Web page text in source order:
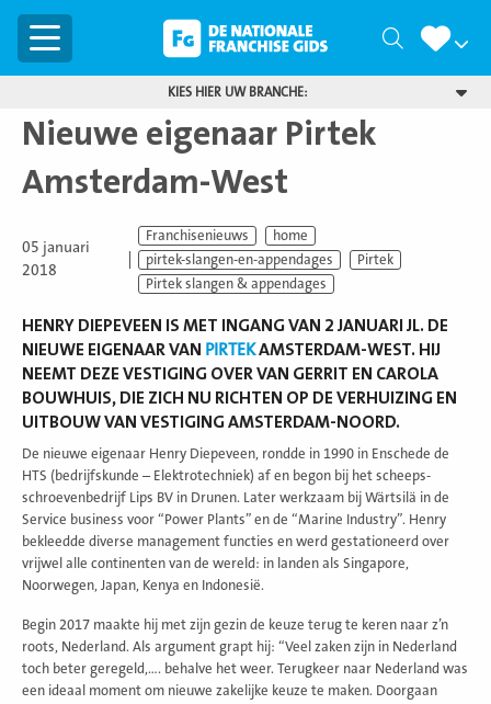
Menu Zoeken
KIES HIER UW BRANCHE:
Nieuwe eigenaar Pirtek
Amsterdam-West
05 januari
2018
Franchisenieuws
home
pirtek-slangen-en-appendages
Pirtek
Pirtek slangen & appendages
HENRY DIEPEVEEN IS MET INGANG VAN 2 JANUARI JL. DE
NIEUWE EIGENAAR VAN PIRTEKAMSTERDAM-WEST. HIJ
NEEMT DEZE VESTIGING OVER VAN GERRIT EN CAROLA
BOUWHUIS, DIE ZICH NU RICHTEN OP DE VERHUIZING EN
UITBOUW VAN VESTIGING AMSTERDAM-NOORD.
De nieuwe eigenaar Henry Diepeveen, rondde in 1990 in Enschede de
HTS (bedrijfskunde – Elektrotechniek) af en begon bij het scheeps-
schroevenbedrijf Lips BV in Drunen. Later werkzaam bij Wärtsilä in de
Service business voor “Power Plants” en de “Marine Industry”. Henry
bekleedde diverse management functies en werd gestationeerd over
vrijwel alle continenten van de wereld: in landen als Singapore,
Noorwegen, Japan, Kenya en Indonesië.
Begin 2017 maakte hij met zijn gezin de keuze terug te keren naar z’n
roots, Nederland. Als argument grapt hij: “Veel zaken zijn in Nederland
toch beter geregeld,…. behalve het weer. Terugkeer naar Nederland was
een ideaal moment om nieuwe zakelijke keuze te maken. Doorgaan